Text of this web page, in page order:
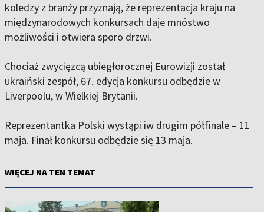
koledzy z branży przyznają, że reprezentacja kraju na
międzynarodowych konkursach daje mnóstwo
możliwości i otwiera sporo drzwi.
Chociaż zwycięzcą ubiegłorocznej Eurowizji został
ukraiński zespół, 67. edycja konkursu odbędzie w
Liverpoolu, w Wielkiej Brytanii.
Reprezentantka Polski wystąpi iw drugim półfinale – 11
maja. Finał konkursu odbędzie się 13 maja.
WIĘCEJ NA TEN TEMAT